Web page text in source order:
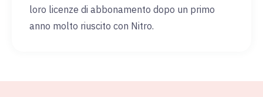
loro licenze di abbonamento dopo un primo
anno molto riuscito con Nitro.